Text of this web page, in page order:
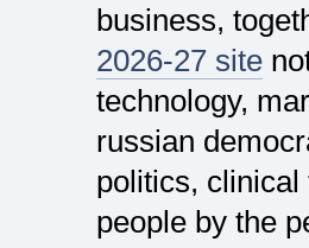
business,
2026-27 site
technology,
russian
politics, clinical
people by the